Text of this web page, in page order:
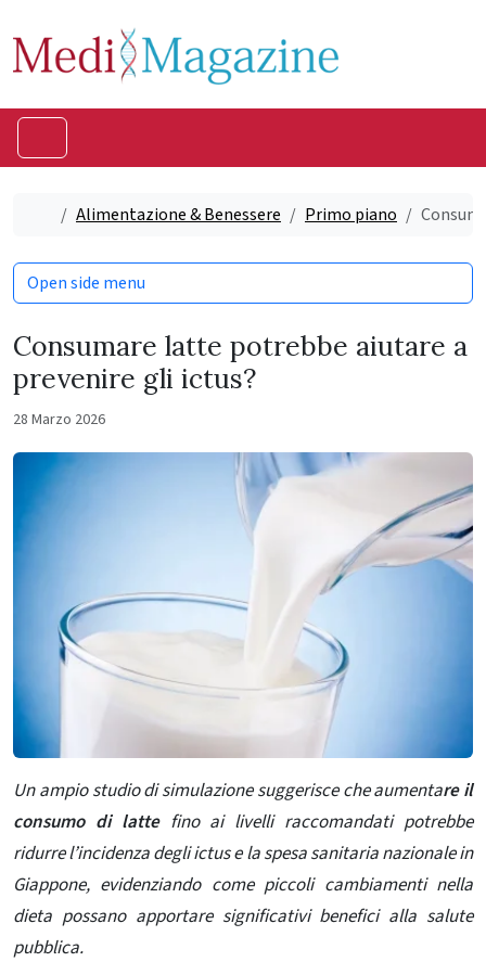
Home
Alimentazione & Benessere Primo piano
Consumare latte potrebbe aiutare a
prevenire gli ictus?
28 Marzo 2026
Un ampio studio di simulazione suggerisce che aumentare il
consumo di lattefino ai livelli raccomandati potrebbe
ridurre l’incidenza degli ictus e la spesa sanitaria nazionale in
Giappone, evidenziando come piccoli cambiamenti nella
dieta possano apportare significativi benefici alla salute
pubblica.
Open side menu